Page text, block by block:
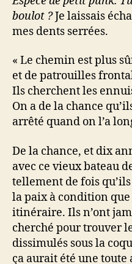
boulot ?Je laissais
mes dents serrées.
« Le chemin est plus
et de patrouilles
Ils cherchent les
On a de la chance
arrêté quand on l’a
De la chance, et dix
avec ce vieux bateau
tellement de fois
la paix à condition que
itinéraire. Ils n’ont
cherché pour trouver
dissimulés sous la
ça aurait été une